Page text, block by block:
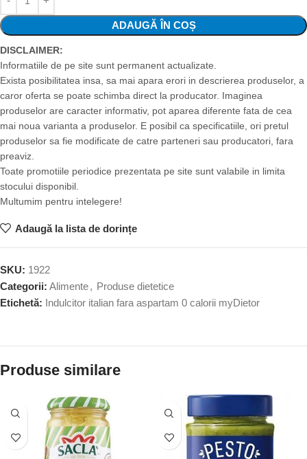
ADAUGĂ ÎN COȘ
DISCLAIMER:
Informatiile de pe site sunt permanent actualizate.
Exista posibilitatea insa, sa mai apara erori in descrierea produselor, a
caror oferta se poate schimba direct la producator. Imaginea
produselor are caracter informativ, pot aparea diferente fata de cea
mai noua varianta a produselor. E posibil ca specificatiile, ori pretul
produselor sa fie modificate de catre parteneri sau producatori, fara
preaviz.
Toate promotiile periodice prezentata pe site sunt valabile in limita
stocului disponibil.
Multumim pentru intelegere!
Adaugă la lista de dorințe
SKU: 1922
Categorii: Alimente, Produse dietetice
Etichetă: Indulcitor italian fara aspartam 0 calorii myDietor
Produse similare